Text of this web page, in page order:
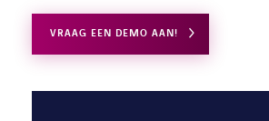
VRAAG EEN DEMO AAN!